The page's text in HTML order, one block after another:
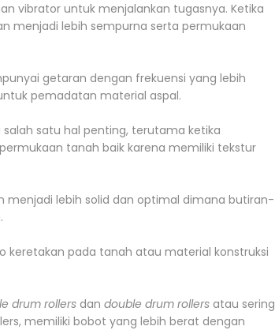
vibrator untuk menjalankan tugasnya. Ketika
menjadi lebih sempurna serta permukaan
getaran dengan frekuensi yang lebih
pemadatan material aspal.
satu hal penting, terutama ketika
tanah baik karena memiliki tekstur
lebih solid dan optimal dimana butiran-
keretakan pada tanah atau material konstruksi
drum rollers dan double drum rollers atau sering
memiliki bobot yang lebih berat dengan